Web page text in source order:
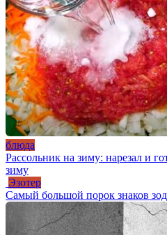
блюда
Рассольник на зиму: нарезал и
зиму
Эзотер
Самый большой порок знаков